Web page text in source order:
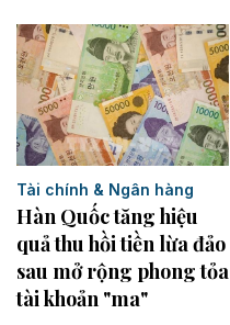
Tài chính & Ngân hàng
Hàn Quốc tăng hiệu
quả thu hồi tiền lừa đảo
sau mở rộng phong tỏa
tài khoản "ma"